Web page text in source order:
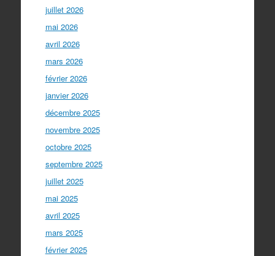
juillet 2026
mai 2026
avril 2026
mars 2026
février 2026
janvier 2026
décembre 2025
novembre 2025
octobre 2025
septembre 2025
juillet 2025
mai 2025
avril 2025
mars 2025
février 2025